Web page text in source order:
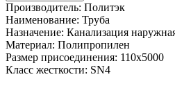
Производитель: Политэк
Наименование: Труба
Назначение: Канализация
Материал: Полипропилен
Размер присоединения: 110x5000
Класс жесткости: SN4